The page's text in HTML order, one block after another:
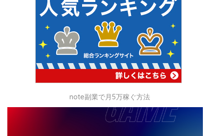
note副業で月5万稼ぐ方法